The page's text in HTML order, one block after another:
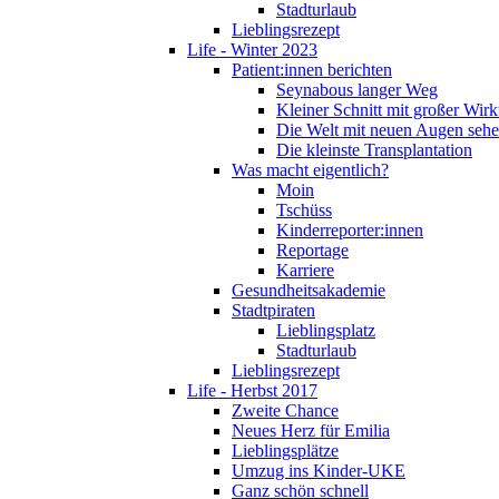
Stadturlaub
Lieblingsrezept
Life - Winter 2023
Patient:innen berichten
Seynabous langer Weg
Kleiner Schnitt mit großer
Die Welt mit neuen Augen
Die kleinste Transplantation
Was macht eigentlich?
Moin
Tschüss
Kinderreporter:innen
Reportage
Karriere
Gesundheitsakademie
Stadtpiraten
Lieblingsplatz
Stadturlaub
Lieblingsrezept
Life - Herbst 2017
Zweite Chance
Neues Herz für Emilia
Lieblingsplätze
Umzug ins Kinder-UKE
Ganz schön schnell